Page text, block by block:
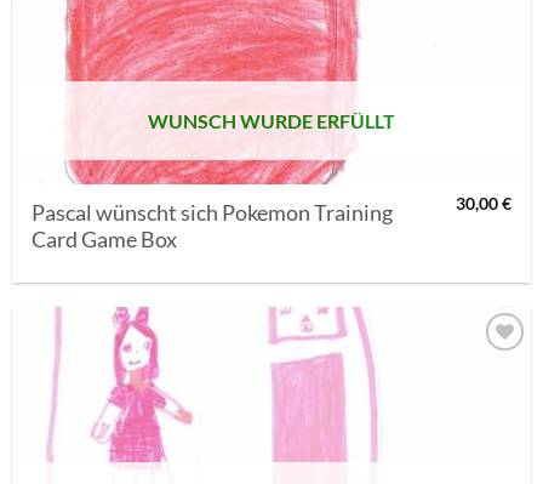
WUNSCH WURDE ERFÜLLT
Pascal wünscht sich Pokemon Training
Card Game Box
30,00€